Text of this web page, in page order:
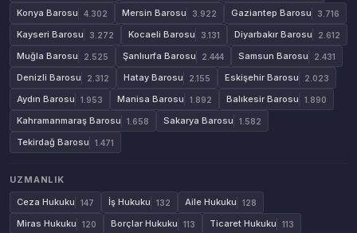
Konya Barosu 4.302 Mersin Barosu 3.922 Gaziantep Barosu 3.716
Kayseri Barosu 3.272 Kocaeli Barosu 3.131 Diyarbakır Barosu 2.612
Muğla Barosu 2.525 Şanlıurfa Barosu 2.444 Samsun Barosu 2.431
Denizli Barosu 2.312 Hatay Barosu 2.155 Eskişehir Barosu 2.023
Aydın Barosu 1.953 Manisa Barosu 1.892 Balıkesir Barosu 1.890
Kahramanmaraş Barosu 1.658 Sakarya Barosu 1.582
Tekirdağ Barosu 1.471
UZMANLIK
Ceza Hukuku
147 İş Hukuku 132 Aile Hukuku 128
Miras Hukuku 120 Borçlar Hukuku 113 Ticaret Hukuku 113